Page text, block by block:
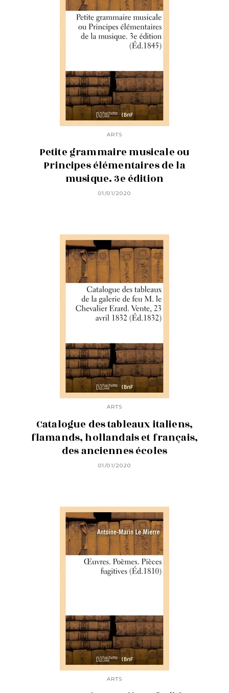
ARTS
Petite grammaire musicale ou
Principes élémentaires de la
musique. 3e édition
01/01/2020
ARTS
Catalogue des tableaux italiens,
flamands, hollandais et français,
des anciennes écoles
01/01/2020
ARTS